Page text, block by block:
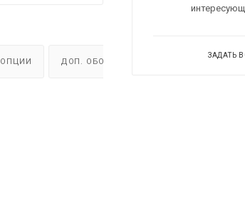
ОПЦИИ ДОП. ОБОРУДОВАНИЕ
ЗАДАТЬ